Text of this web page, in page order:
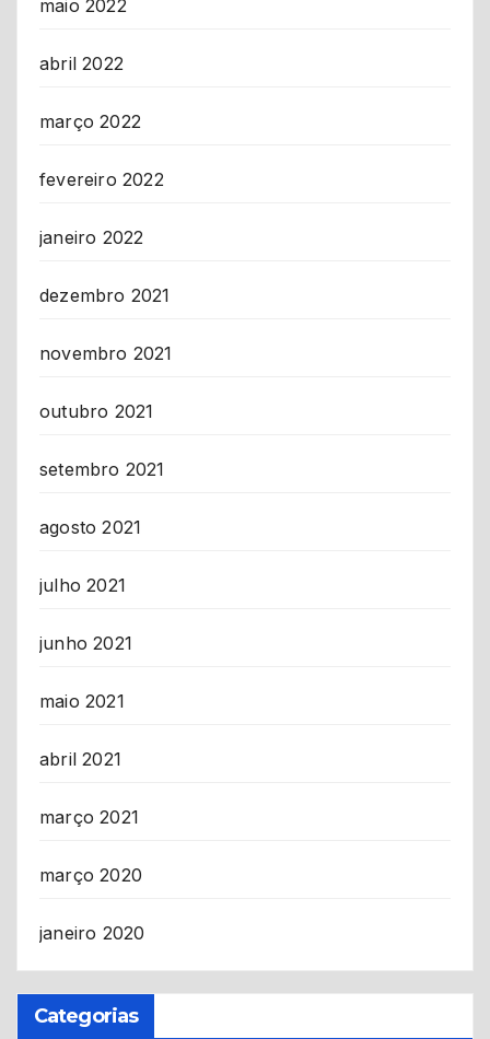
maio 2022
abril 2022
março 2022
fevereiro 2022
janeiro 2022
dezembro 2021
novembro 2021
outubro 2021
setembro 2021
agosto 2021
julho 2021
junho 2021
maio 2021
abril 2021
março 2021
março 2020
janeiro 2020
Categorias